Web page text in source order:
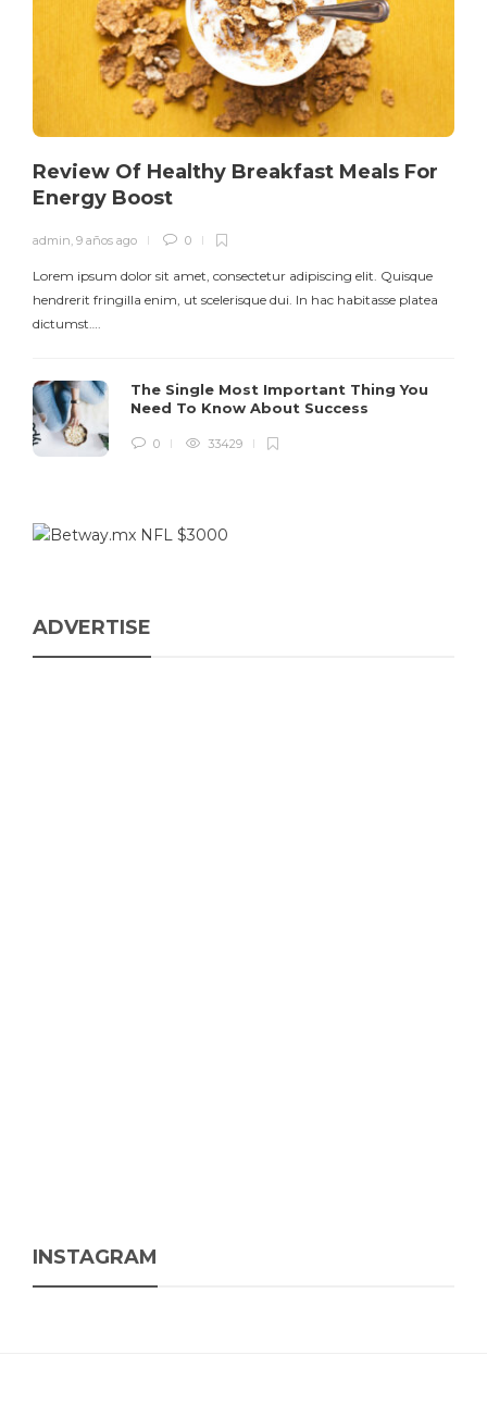
Review Of Healthy Breakfast Meals For
Energy Boost
admin, 9 años ago 0
Lorem ipsum dolor sit amet, consectetur adipiscing elit. Quisque
hendrerit fringilla enim, ut scelerisque dui. In hac habitasse platea
dictumst….
The Single Most Important Thing You
Need To Know About Success
0 33429
ADVERTISE
INSTAGRAM